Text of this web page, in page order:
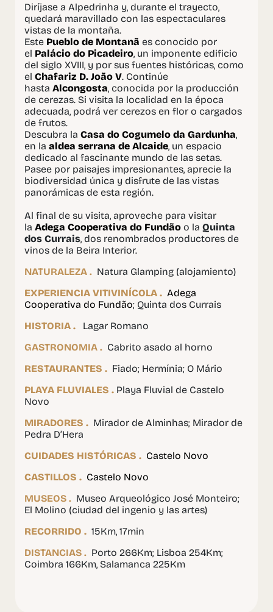
Diríjase a Alpedrinha y, durante el trayecto,
quedará maravillado con las espectaculares
vistas de la montaña.
Este Pueblo de Montanã es conocido por
el Palácio do Picadeiro, un imponente edificio
del siglo XVIII, y por sus fuentes históricas, como
el Chafariz D. João V. Continúe
hasta Alcongosta, conocida por la producción
de cerezas. Si visita la localidad en la época
adecuada, podrá ver cerezos en flor o cargados
de frutos.
Descubra la Casa do Cogumelo da Gardunha,
en la aldea serrana de Alcaide, un espacio
dedicado al fascinante mundo de las setas.
Pasee por paisajes impresionantes, aprecie la
biodiversidad única y disfrute de las vistas
panorámicas de esta región.
Al final de su visita, aproveche para visitar
la Adega Cooperativa do Fundão o la Quinta
dos Currais, dos renombrados productores de
vinos de la Beira Interior.
NATURALEZA . Natura Glamping (alojamiento)
EXPERIENCIA VITIVINÍCOLA . Adega
Cooperativa do Fundão; Quinta dos Currais
HISTORIA . Lagar Romano
GASTRONOMIA . Cabrito asado al horno
RESTAURANTES . Fiado; Hermínia; O Mário
PLAYA FLUVIALES . Playa Fluvial de Castelo
Novo
MIRADORES . Mirador de Alminhas; Mirador de
Pedra D’Hera
CUIDADES HISTÓRICAS . Castelo Novo
CASTILLOS . Castelo Novo
MUSEOS . Museo Arqueológico José Monteiro;
El Molino (ciudad del ingenio y las artes)
RECORRIDO . 15Km, 17min
DISTANCIAS . Porto 266Km; Lisboa 254Km;
Coimbra 166Km, Salamanca 225Km